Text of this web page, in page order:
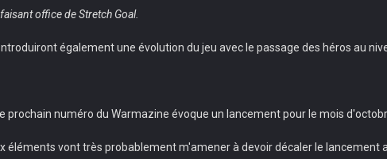
office de Stretch Goal.
également une évolution du jeu avec le passage des héros au
prochain numéro du Warmazine évoque un lancement pour le mois
éléments vont très probablement m'amener à devoir décaler le lancement